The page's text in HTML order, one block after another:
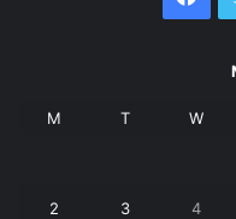
M T W
2 3 4